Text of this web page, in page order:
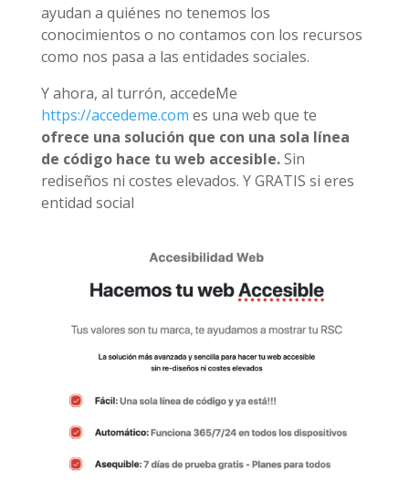
ayudan a quiénes no tenemos los
conocimientos o no contamos con los recursos
como nos pasa a las entidades sociales.
Y ahora, al turrón, accedeMe
https://accedeme.com es una web que te
ofrece una solución que con una sola línea
de código hace tu web accesible.Sin
rediseños ni costes elevados. Y GRATIS si eres
entidad social